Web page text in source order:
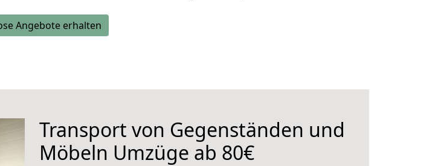
Angebote erhalten
Transport von Gegenständen und
Möbeln Umzüge ab 80€